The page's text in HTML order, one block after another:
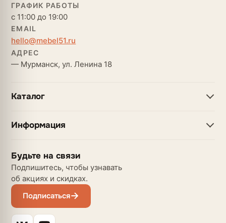
ГРАФИК РАБОТЫ
с 11:00 до 19:00
EMAIL
hello@mebel51.ru
АДРЕС
— Мурманск, ул. Ленина 18
Каталог
Информация
Будьте на связи
Подпишитесь, чтобы узнавать
об акциях и скидках.
Подписаться